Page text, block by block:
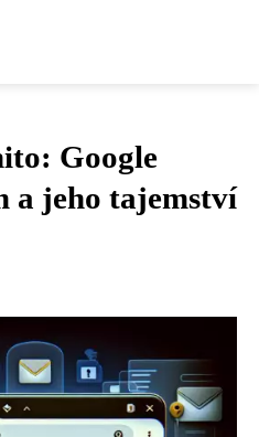
Google
a jeho tajemství